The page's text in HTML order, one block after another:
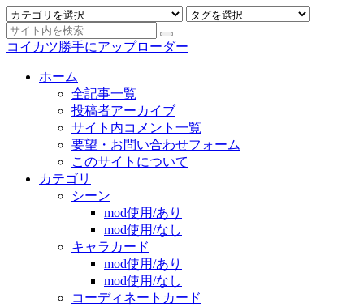
コイカツ勝手にアップローダー
ホーム
全記事一覧
投稿者アーカイブ
サイト内コメント一覧
要望・お問い合わせフォーム
このサイトについて
カテゴリ
シーン
mod使用/あり
mod使用/なし
キャラカード
mod使用/あり
mod使用/なし
コーディネートカード